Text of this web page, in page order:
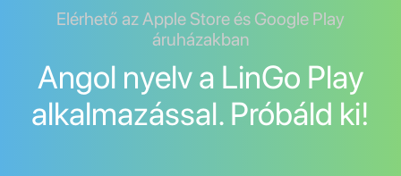
Elérhető az Apple Store és Google Play
áruházakban
Angol nyelv a LinGo Play
alkalmazással. Próbáld ki!